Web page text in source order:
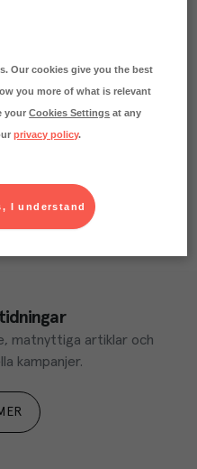
klimatavtryck
matnyttiga artiklar och
kampanjer.
Our cookies give you the best
you more of what is relevant
yourCookies Settings at any
privacy policy.
I understand